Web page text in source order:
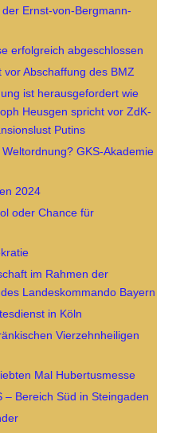
Ernst-von-Bergmann-
erfolgreich abgeschlossen
Abschaffung des BMZ
ist herausgefordert wie
Heusgen spricht vor ZdK-
Putins
GKS-Akademie
2024
oder Chance für
im Rahmen der
Landeskommando Bayern
in Köln
Vierzehnheiligen
Mal Hubertusmesse
– Bereich Süd in Steingaden